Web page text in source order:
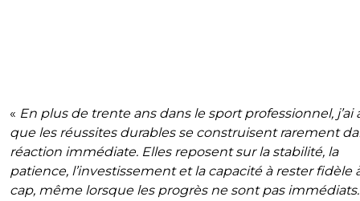
« En plus de trente ans dans le sport professionnel, j’ai
que les réussites durables se construisent rarement
réaction immédiate. Elles reposent sur la stabilité, la
patience, l’investissement et la capacité à rester fidèle
cap, même lorsque les progrès ne sont pas immédiats.